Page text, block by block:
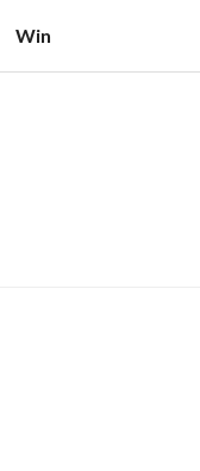
Win